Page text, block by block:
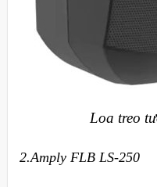
Loa treo
2.Amply FLB LS-250